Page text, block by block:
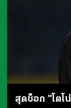
สุดช็อก "โตโ